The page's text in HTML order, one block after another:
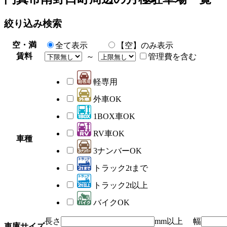
絞り込み検索
空・満 全て表示
【空】のみ表示
賃料
～ 管理費を含む
車種
軽専用
外車OK
1BOX車OK
RV車OK
3ナンバーOK
トラック2tまで
トラック2t以上
バイクOK
長さ mm以上 幅